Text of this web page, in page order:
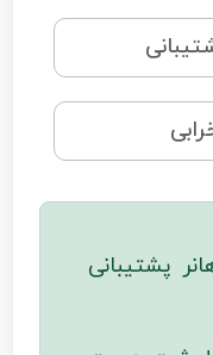
پشتیبانی